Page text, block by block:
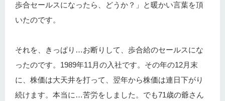
歩合セールスになったら、どうか？」と暖かい言葉を頂
いたのです。
それを、きっぱり…お断りして、歩合給のセールスにな
ったのです。1989年11月の入社です。その年の12月末
に、株価は大天井を打って、翌年から株価は連日下がり
続けます。本当に…苦労をしました。でも71歳の爺さん